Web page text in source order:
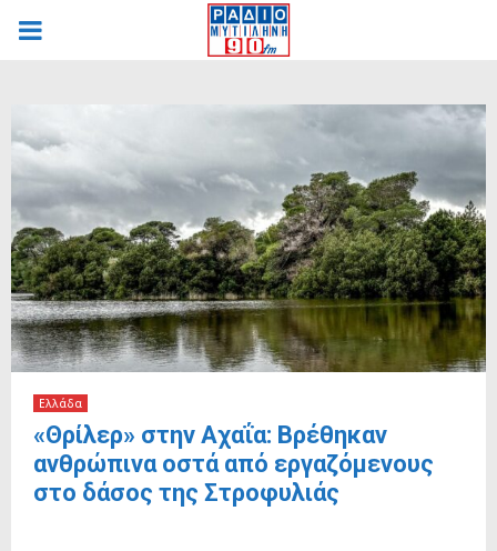
PRIMARY
Ελλάδα
«Θρίλερ» στην Αχαΐα: Βρέθηκαν
ανθρώπινα οστά από εργαζόμενους
στο δάσος της Στροφυλιάς